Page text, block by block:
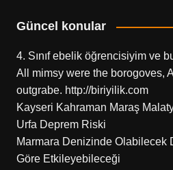
Güncel konular
4. Sınıf ebelik öğrencisiyim ve
All mimsy were the borogoves,
outgrabe. http://biriyilik.com
Kayseri Kahraman Maraş
Urfa Deprem Riski
Marmara Denizinde Olabilecek
Göre Etkileyebileceği